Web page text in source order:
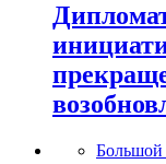
Большой